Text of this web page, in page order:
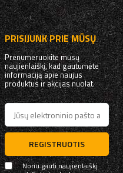
PRISIJUNK PRIE MŪSŲ
Prenumeruokite mūsų
naujienlaiškį, kad gautumėte
informaciją apie naujus
produktus ir akcijas nuolat.
REGISTRUOTIS
Noriu gauti naujienlaiškį